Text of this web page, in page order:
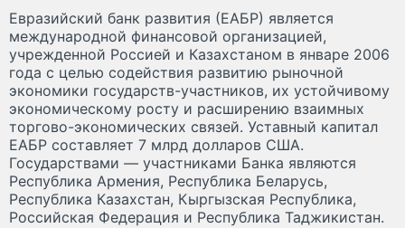
Евразийский банк развития (ЕАБР) является
международной финансовой организацией,
учрежденной Россией и Казахстаном в январе 2006
года с целью содействия развитию рыночной
экономики государств-участников, их устойчивому
экономическому росту и расширению взаимных
торгово-экономических связей. Уставный капитал
ЕАБР составляет 7 млрд долларов США.
Государствами — участниками Банка являются
Республика Армения, Республика Беларусь,
Республика Казахстан, Кыргызская Республика,
Российская Федерация и Республика Таджикистан.